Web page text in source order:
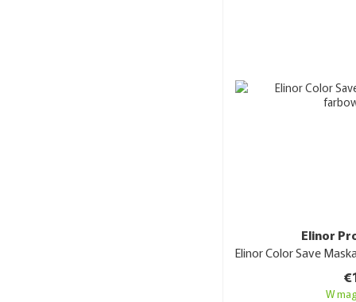
Elinor
W